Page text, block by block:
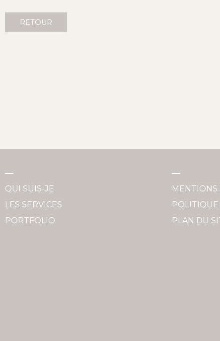
RETOUR
QUI SUIS-JE
LES SERVICES
PORTFOLIO
MENTIONS
PLAN DU